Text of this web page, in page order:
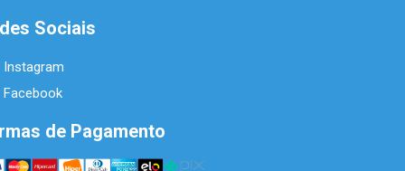
Sociais
Instagram
Facebook
de Pagamento